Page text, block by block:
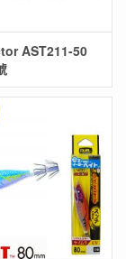
AST211-50